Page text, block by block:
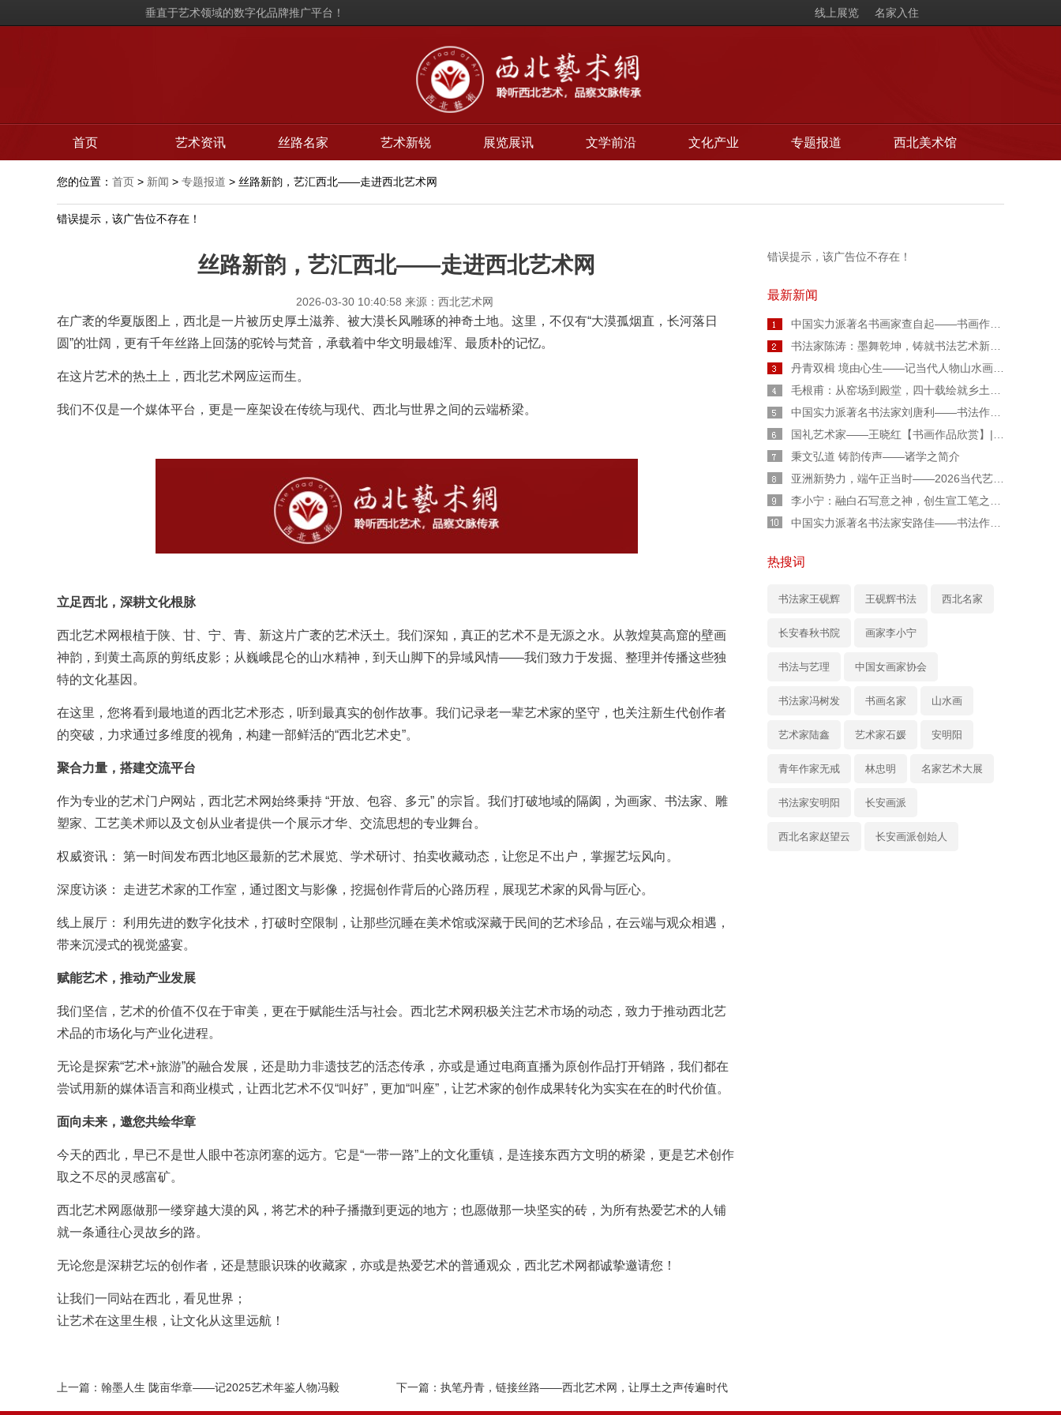
垂直于艺术领域的数字化品牌推广平台！ 线上展览 名家入住
首页 艺术资讯 丝路名家 艺术新锐 展览展讯 文学前沿 文化产业 专题报道 西北美术馆
您的位置： 首页 > 新闻 > 专题报道 > 丝路新韵，艺汇西北——走进西北艺术网
错误提示，该广告位不存在！
丝路新韵，艺汇西北——走进西北艺术网
2026-03-30 10:40:58 来源：西北艺术网
在广袤的华夏版图上，西北是一片被历史厚土滋养、被大漠长风雕琢的神奇土地。这里，不仅有“大漠孤烟直，长河落日
圆”的壮阔，更有千年丝路上回荡的驼铃与梵音，承载着中华文明最雄浑、最质朴的记忆。
在这片艺术的热土上，西北艺术网应运而生。
我们不仅是一个媒体平台，更是一座架设在传统与现代、西北与世界之间的云端桥梁。
立足西北，深耕文化根脉
西北艺术网根植于陕、甘、宁、青、新这片广袤的艺术沃土。我们深知，真正的艺术不是无源之水。从敦煌莫高窟的壁画
神韵，到黄土高原的剪纸皮影；从巍峨昆仑的山水精神，到天山脚下的异域风情——我们致力于发掘、整理并传播这些独
特的文化基因。
在这里，您将看到最地道的西北艺术形态，听到最真实的创作故事。我们记录老一辈艺术家的坚守，也关注新生代创作者
的突破，力求通过多维度的视角，构建一部鲜活的“西北艺术史”。
聚合力量，搭建交流平台
作为专业的艺术门户网站，西北艺术网始终秉持 “开放、包容、多元” 的宗旨。我们打破地域的隔阂，为画家、书法家、雕
塑家、工艺美术师以及文创从业者提供一个展示才华、交流思想的专业舞台。
权威资讯： 第一时间发布西北地区最新的艺术展览、学术研讨、拍卖收藏动态，让您足不出户，掌握艺坛风向。
深度访谈： 走进艺术家的工作室，通过图文与影像，挖掘创作背后的心路历程，展现艺术家的风骨与匠心。
线上展厅： 利用先进的数字化技术，打破时空限制，让那些沉睡在美术馆或深藏于民间的艺术珍品，在云端与观众相遇，
带来沉浸式的视觉盛宴。
赋能艺术，推动产业发展
我们坚信，艺术的价值不仅在于审美，更在于赋能生活与社会。西北艺术网积极关注艺术市场的动态，致力于推动西北艺
术品的市场化与产业化进程。
无论是探索“艺术+旅游”的融合发展，还是助力非遗技艺的活态传承，亦或是通过电商直播为原创作品打开销路，我们都在
尝试用新的媒体语言和商业模式，让西北艺术不仅“叫好”，更加“叫座”，让艺术家的创作成果转化为实实在在的时代价值。
面向未来，邀您共绘华章
今天的西北，早已不是世人眼中苍凉闭塞的远方。它是“一带一路”上的文化重镇，是连接东西方文明的桥梁，更是艺术创作
取之不尽的灵感富矿。
西北艺术网愿做那一缕穿越大漠的风，将艺术的种子播撒到更远的地方；也愿做那一块坚实的砖，为所有热爱艺术的人铺
就一条通往心灵故乡的路。
无论您是深耕艺坛的创作者，还是慧眼识珠的收藏家，亦或是热爱艺术的普通观众，西北艺术网都诚挚邀请您！
让我们一同站在西北，看见世界；
让艺术在这里生根，让文化从这里远航！
上一篇： 翰墨人生 陇亩华章——记2025艺术年鉴人物冯毅 下一篇： 执笔丹青，链接丝路——西北艺术网，让厚土之声传遍时代
错误提示，该广告位不存在！
最新新闻
秉文弘道 铸韵传声——诸学之简介
热搜词
书法家王砚辉 王砚辉书法 西北名家
长安春秋书院 画家李小宁
书法与艺理 中国女画家协会
书法家冯树发 书画名家 山水画
艺术家陆鑫 艺术家石媛 安明阳
青年作家无戒 林忠明 名家艺术大展
书法家安明阳 长安画派
西北名家赵望云 长安画派创始人